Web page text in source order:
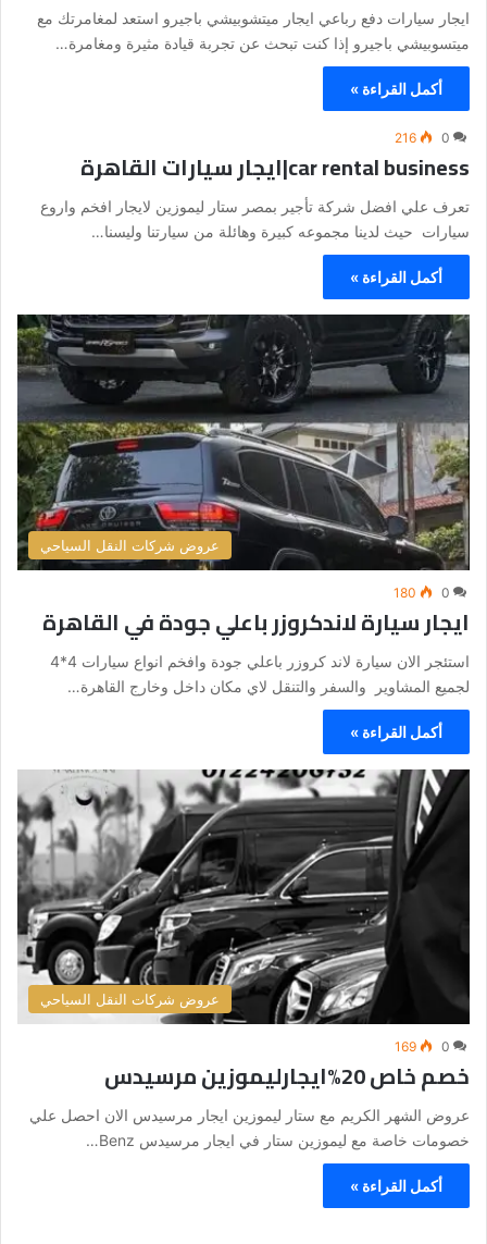
ايجار سيارات دفع رباعي ايجار ميتشوبيشي باجيرو استعد لمغامرتك مع
ميتسوبيشي باجيرو إذا كنت تبحث عن تجربة قيادة مثيرة ومغامرة…
أكمل القراءة »
0
216
car rental business|ايجار سيارات القاهرة
تعرف علي افضل شركة تأجير بمصر ستار ليموزين لايجار افخم واروع
سيارات حيث لدينا مجموعه كبيرة وهائلة من سيارتنا وليسنا…
أكمل القراءة »
عروض شركات النقل السياحي
0
180
ايجار سيارة لاندكروزر باعلي جودة في القاهرة
استئجر الان سيارة لاند كروزر باعلي جودة وافخم انواع سيارات 4*4
لجميع المشاوير والسفر والتنقل لاي مكان داخل وخارج القاهرة…
أكمل القراءة »
عروض شركات النقل السياحي
0
169
خصم خاص 20%ايجارليموزين مرسيدس
عروض الشهر الكريم مع ستار ليموزين ايجار مرسيدس الان احصل علي
خصومات خاصة مع ليموزين ستار في ايجار مرسيدس Benz…
أكمل القراءة »